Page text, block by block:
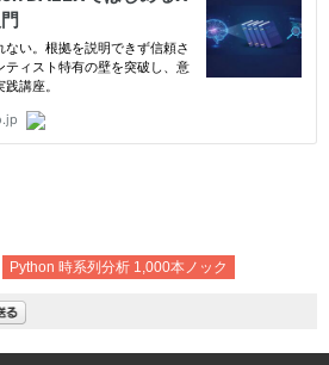
Python 時系列分析 1,000本ノック